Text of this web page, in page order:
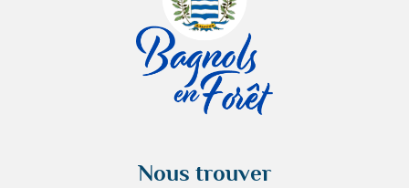
Nous trouver